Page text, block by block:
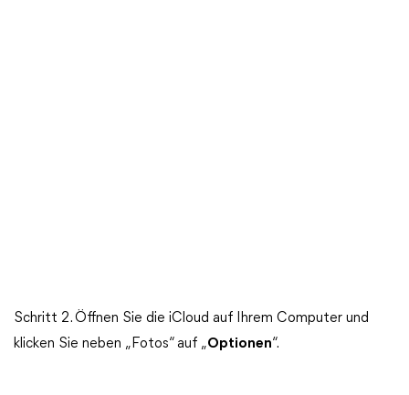
Schritt 2. Öffnen Sie die iCloud auf Ihrem Computer und
klicken Sie neben „Fotos“ auf „Optionen“.